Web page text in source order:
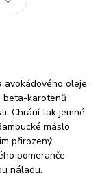
avokádového oleje
beta-karotenů
Chrání tak jemné
máslo
přirozený
pomeranče
náladu.